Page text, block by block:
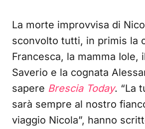
La morte improvvisa di
sconvolto tutti, in primis la
Francesca, la mamma Iole,
Saverio e la cognata
sapere Brescia Today. “La
sarà sempre al nostro
viaggio Nicola”, hanno